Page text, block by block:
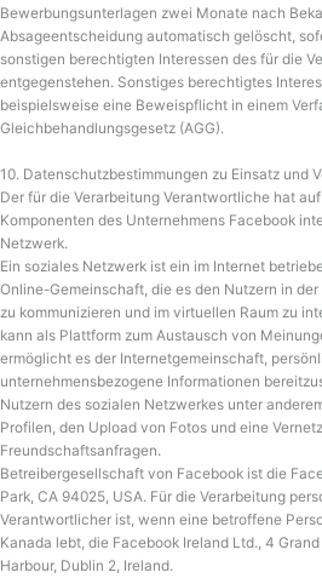
Bewerbungsunterlagen zwei Monate nach
Absageentscheidung automatisch gelöscht,
sonstigen berechtigten Interessen des für die
entgegenstehen. Sonstiges berechtigtes
beispielsweise eine Beweispflicht in einem
Gleichbehandlungsgesetz (AGG).
10. Datenschutzbestimmungen zu Einsatz und
Der für die Verarbeitung Verantwortliche hat
Komponenten des Unternehmens Facebook
Netzwerk.
Ein soziales Netzwerk ist ein im Internet
Online-Gemeinschaft, die es den Nutzern in
zu kommunizieren und im virtuellen Raum zu
kann als Plattform zum Austausch von
ermöglicht es der Internetgemeinschaft,
unternehmensbezogene Informationen
Nutzern des sozialen Netzwerkes unter
Profilen, den Upload von Fotos und eine
Freundschaftsanfragen.
Betreibergesellschaft von Facebook ist die
Park, CA 94025, USA. Für die Verarbeitung
Verantwortlicher ist, wenn eine betroffene
Kanada lebt, die Facebook Ireland Ltd., 4
Harbour, Dublin 2, Ireland.